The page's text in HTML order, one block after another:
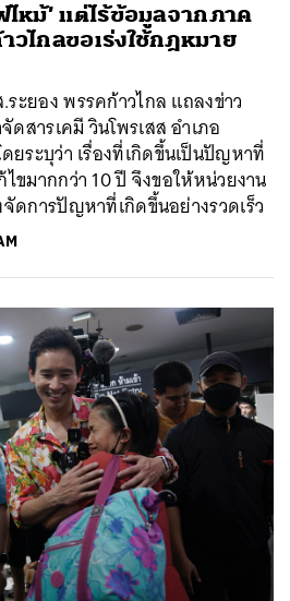
ไหม้’ แต่ไร้ข้อมูลจากภาค
วไกลขอเร่งใช้กฎหมาย
ยอง พรรคก้าวไกล แถลงข่าว
สารเคมี วินโพรเสส อำเภอ
ยระบุว่า เรื่องที่เกิดขึ้นเป็นปัญหาที่
ขมากกว่า 10 ปี จึงขอให้หน่วยงาน
ดการปัญหาที่เกิดขึ้นอย่างรวดเร็ว